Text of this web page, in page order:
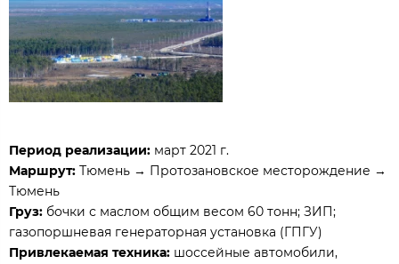
Период реализации: март 2021 г.
Маршрут: Тюмень → Протозановское месторождение →
Тюмень
Груз: бочки с маслом общим весом 60 тонн; ЗИП;
газопоршневая генераторная установка (ГПГУ)
Привлекаемая техника: шоссейные автомобили,